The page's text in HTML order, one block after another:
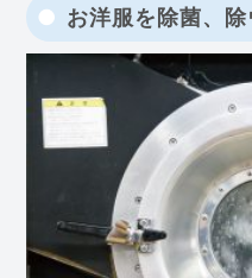
お洋服を除菌、除